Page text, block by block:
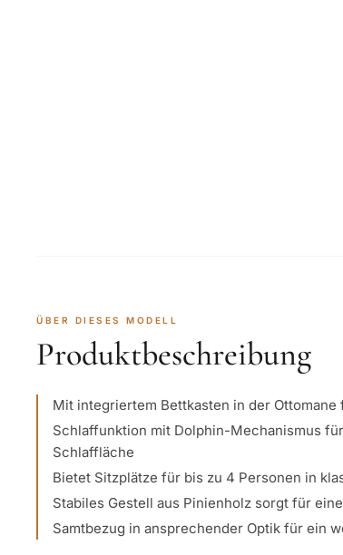
ÜBER DIESES MODELL
Produktbeschreibung
Mit integriertem Bettkasten in der Ottomane
Schlaffunktion mit Dolphin-Mechanismus
Schlaffläche
Bietet Sitzplätze für bis zu 4 Personen in
Stabiles Gestell aus Pinienholz sorgt für
Samtbezug in ansprechender Optik für ein